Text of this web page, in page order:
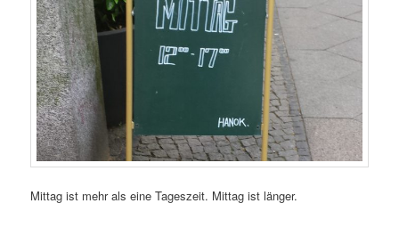
Mittag ist mehr als eine Tageszeit. Mittag ist länger.